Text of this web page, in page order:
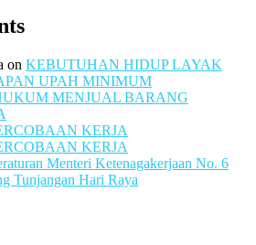
on KEBUTUHAN HIDUP LAYAK
UPAH MINIMUM
MENJUAL BARANG
KERJA
KERJA
Menteri Ketenagakerjaan No. 6
Tunjangan Hari Raya